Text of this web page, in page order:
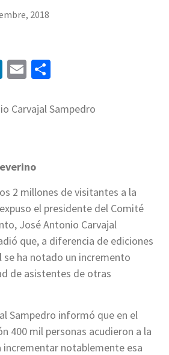
2018
LinkedIn
Email
Carvajal Sampedro
2 millones de visitantes a la
el presidente del Comité
José Antonio Carvajal
que, a diferencia de ediciones
se ha notado un incremento
de asistentes de otras
Sampedro informó que en el
400 mil personas acudieron a la
incrementar notablemente esa